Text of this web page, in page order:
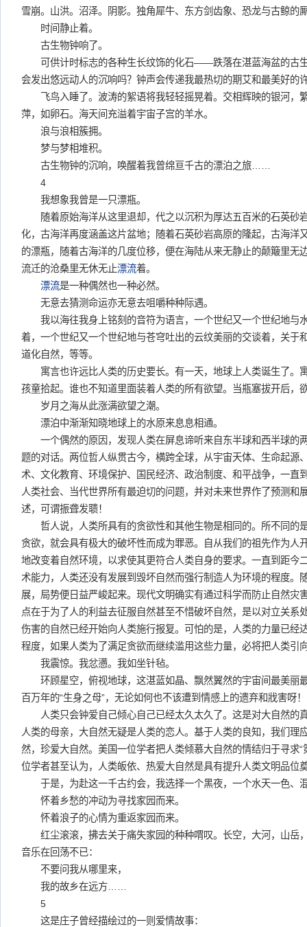
雪崩。山洪。沼泽。阴影。独角犀牛、东方剑齿象、恐龙与古鲸
时间静止着。
古生物钟响了。
可供计时标志的各种生长纹饰的化石——跌落在湛蓝海盆的古生
会发出悠远动人的沉响吗？钟声会传递我最热切的期艾和最美好的
飞鸟入睡了。波涛的絮语将我轻轻摇晃着。交相辉映的银河，
萍，如卵石。海天间充溢着宇宙子宫的羊水。
浪与浪相簇拥。
梦与梦相堆积。
古生物钟的沉响，唤醒着我曾绵亘千古的漂泊之旅……
4
我想象我曾是一只漂瓶。
随着原始海洋从这里退却，代之以沉积为厚达五百米的石英砂
化，古海洋再度涵盖这片盆地；随着石英砂岩高原的隆起，古海洋
的漂瓶，随着古海洋的几度位移，便在海陆从来无静止的颠簸里无
流迁的沧桑里无休无止漂流着。
漂流是一种偶然也一种必然。
无意去猜测命运亦无意去咀嚼种种际遇。
我以海往我身上铭刻的音符为语言，一个世纪又一个世纪地与
着，一个世纪又一个世纪地与苍穹吐出的云纹美丽的交谈着，关于
道化自然，等等。
寓言也许远比人类的历史要长。有一天，地球上人类诞生了。
孩童拾起。谁也不知道里面装着人类的所有欲望。当瓶塞拔开后，
岁月之海从此涨满欲望之潮。
漂泊中渐渐知晓地球上的水原来息息相通。
一个偶然的原因，发现人类在屏息谛听来自东半球和西半球的两
题的对话。两位哲人纵贯古今，横跨全球，从宇宙天体、生命起源
术、文化教育、环境保护、国民经济、政治制度、和平战争，一直
人类社会、当代世界所有最迫切的问题，并对未来世界作了预测和
述，可谓振聋发聩！
哲人说，人类所具有的贪欲性和其他生物是相同的。所不同的
贪欲，就会具有极大的破坏性而成为罪恶。自从我们的祖先作为人
地改变着自然环境，以求使其更符合人类自身的要求。一直到距今
术能力，人类还没有发展到毁坏自然而强行制造人为环境的程度。
展，局势便日益严峻起来。现代文明确实有通过科学而防止自然灾
点在于为了人的利益去征服自然甚至不惜破坏自然，是以对立关系
伤害的自然已经开始向人类施行报复。可怕的是，人类的力量已经
程度，如果人类为了满足贪欲而继续滥用这些力量，必将把人类
我震惊。我忿懑。我如坐针毡。
环顾星空，俯视地球，这湛蓝如晶、飘然翼然的宇宙间最美丽
百万年的“生身之母”，无论如何也不该遭到情感上的遗弃和戕害呀！
人类只会钟爱自己倾心自己已经太久太久了。这是对大自然的
人类的母亲，大自然无疑是人类的恋人。基于人类的良知，我们理
然，珍爱大自然。美国一位学者把人类倾慕大自然的情结归于寻求“
位学者甚至认为，人类皈依、热爱大自然是具有提升人类文明品位
于是，为赴这一千古约会，我选择一个黑夜，一个水天一色、
怀着乡愁的冲动为寻找家园而来。
怀着浪子的心情为重返家园而来。
红尘滚滚，拂去关于痛失家园的种种喟叹。长空，大河，山岳
音乐在回荡不已：
不要问我从哪里来，
我的故乡在远方……
5
这是庄子曾经描绘过的一则爱情故事：